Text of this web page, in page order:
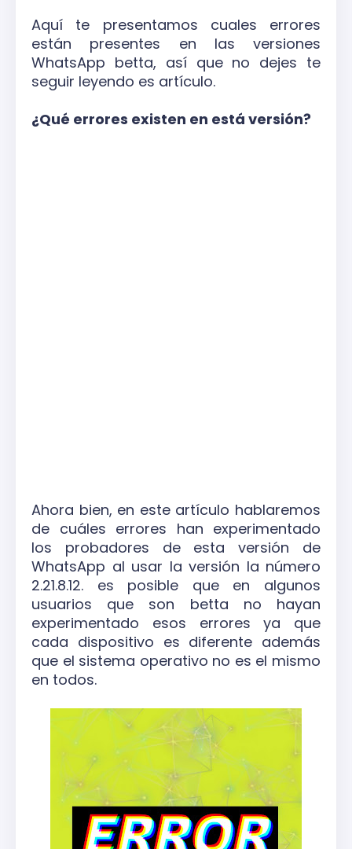
Aquí te presentamos cuales errores
están presentes en las versiones
WhatsApp betta, así que no dejes te
seguir leyendo es artículo.
¿Qué errores existen en está versión?
Ahora bien, en este artículo hablaremos
de cuáles errores han experimentado
los probadores de esta versión de
WhatsApp al usar la versión la número
2.21.8.12. es posible que en algunos
usuarios que son betta no hayan
experimentado esos errores ya que
cada dispositivo es diferente además
que el sistema operativo no es el mismo
en todos.